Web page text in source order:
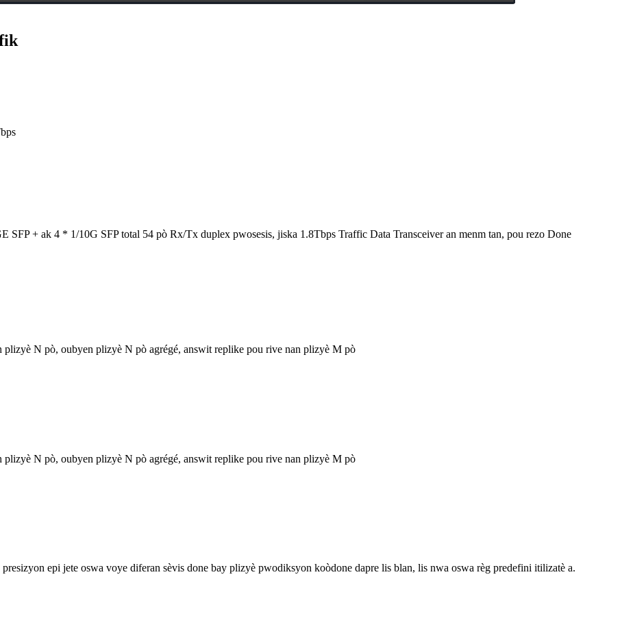
SFP + ak 4 * 1/10G SFP total 54 pò Rx/Tx duplex pwosesis, jiska 1.8Tbps Traffic Data Transceiver an menm tan, pou rezo Done
plizyè N pò, oubyen plizyè N pò agrégé, answit replike pou rive nan plizyè M pò
plizyè N pò, oubyen plizyè N pò agrégé, answit replike pou rive nan plizyè M pò
epi jete oswa voye diferan sèvis done bay plizyè pwodiksyon koòdone dapre lis blan, lis nwa oswa règ predefini itilizatè a.